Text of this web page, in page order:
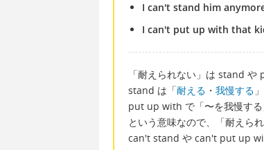
I can't stand him
I can't put up with that
「耐えられない」は stand や
stand は「耐える ・ 我慢する 」
put up with で「〜を我慢する
という意味なので、「耐えら
can't stand や can't put up